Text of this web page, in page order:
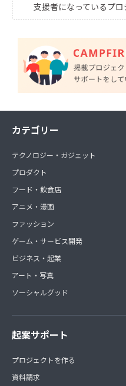
支援者になっているプロ
カテゴリー
テクノロジー・ガジェット
プロダクト
フード・飲食店
アニメ・漫画
ファッション
ゲーム・サービス開発
ビジネス・起業
アート・写真
ソーシャルグッド
起案サポート
プロジェクトを作る
資料請求